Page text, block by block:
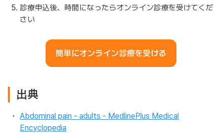
診療申込後、時間になったらオンライン診療を受けてくだ
さい
簡単にオンライン診療を受ける
出典
Abdominal pain - adults - MedlinePlus Medical
Encyclopedia